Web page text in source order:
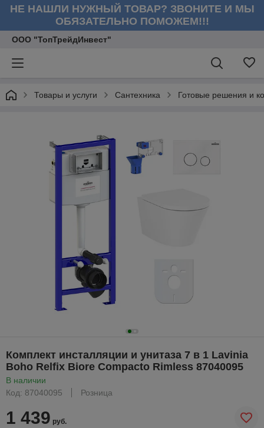
НЕ НАШЛИ НУЖНЫЙ ТОВАР? ЗВОНИТЕ И МЫ
ОБЯЗАТЕЛЬНО ПОМОЖЕМ!!!
ООО "ТопТрейдИнвест"
Товары и услуги Сантехника Готовые решения и
Комплект инсталляции и унитаза 7 в 1 Lavinia
Boho Relfix Biore Compacto Rimless 87040095
В наличии
Код: 87040095
Розница
1 439 руб.